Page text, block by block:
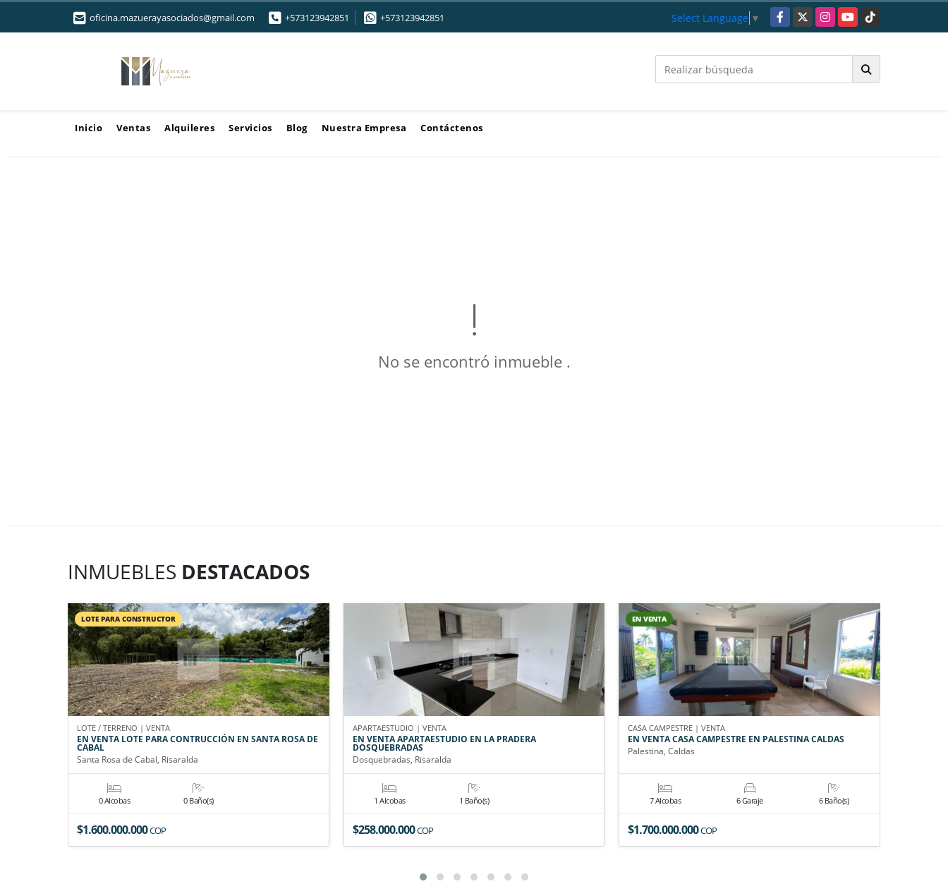
oficina.mazuerayasociados@gmail.com +573123942851 +573123942851 Select Language ▼ Facebook
X InstagramYouTubeTikTok
Inicio Ventas Alquileres Servicios Blog Nuestra Empresa Contáctenos
No se encontró inmueble .
INMUEBLES DESTACADOS
LOTE PARA CONSTRUCTOR
LOTE / TERRENO | VENTA
EN VENTA LOTE PARA CONTRUCCIÓN EN SANTA ROSA DE
CABAL
Santa Rosa de Cabal, Risaralda
0 Alcobas 0 Baño(s)
$1.600.000.000COP
APARTAESTUDIO | VENTA
EN VENTA APARTAESTUDIO EN LA PRADERA
DOSQUEBRADAS
Dosquebradas, Risaralda
1 Alcobas 1 Baño(s)
$258.000.000COP
EN VENTA
CASA CAMPESTRE | VENTA
EN VENTA CASA CAMPESTRE EN PALESTINA CALDAS
Palestina, Caldas
7 Alcobas 6 Garaje 6 Baño(s)
$1.700.000.000COP